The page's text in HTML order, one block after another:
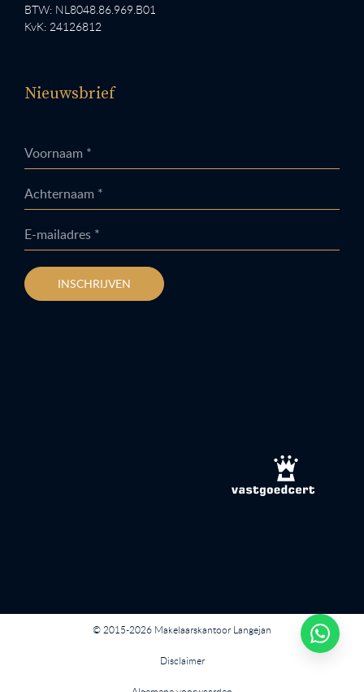
BTW: NL8048.86.969.B01
KvK: 24126812
Nieuwsbrief
Voornaam *
Achternaam *
E-mailadres *
INSCHRIJVEN
© 2015-2026 Makelaarskantoor Langejan
Disclaimer